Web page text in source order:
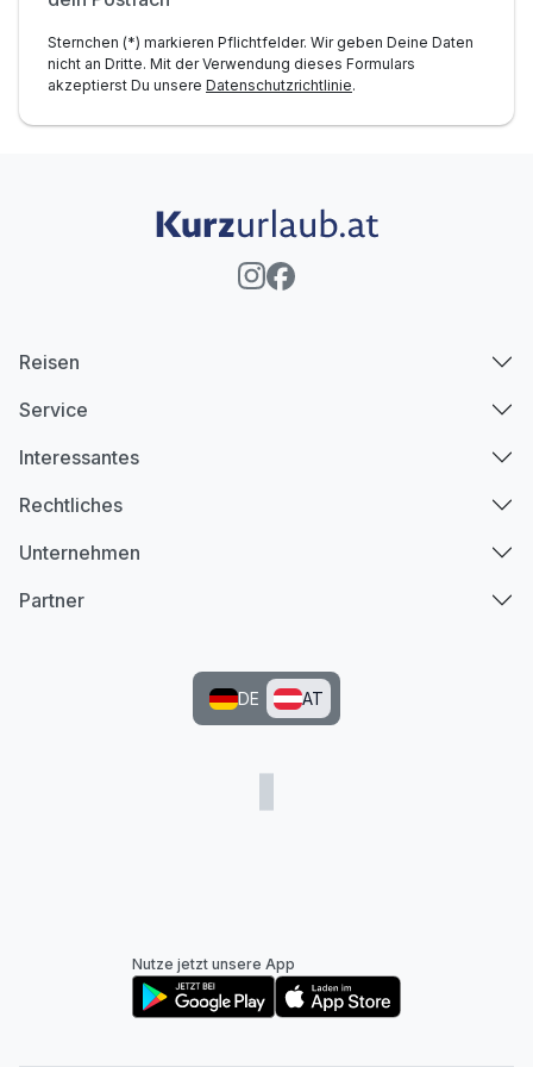
Sternchen (*) markieren Pflichtfelder. Wir geben Deine Daten
nicht an Dritte. Mit der Verwendung dieses Formulars
akzeptierst Du unsere Datenschutzrichtlinie.
Reisen
Service
Interessantes
Rechtliches
Unternehmen
Partner
DE AT
Nutze jetzt unsere App